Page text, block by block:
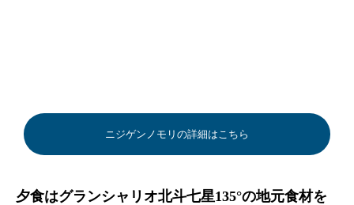
ニジゲンノモリの詳細はこちら
夕食はグランシャリオ北斗七星135°の地元食材を